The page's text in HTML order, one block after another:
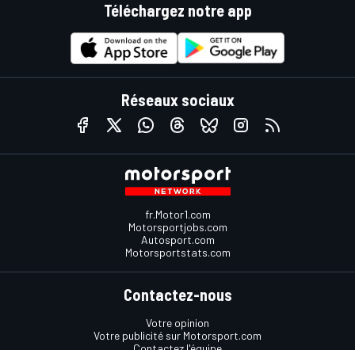
Téléchargez notre app
Réseaux sociaux
fr.Motor1.com
Motorsportjobs.com
Autosport.com
Motorsportstats.com
Contactez-nous
Votre opinion
Votre publicité sur Motorsport.com